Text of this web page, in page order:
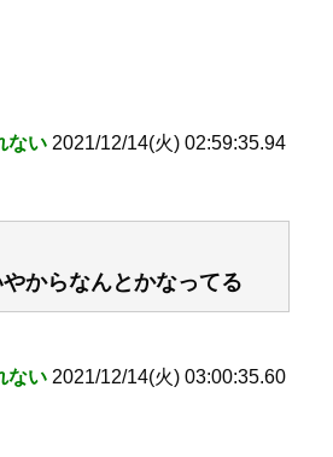
ない 2021/12/14(火) 02:59:35.94
からなんとかなってる
ない 2021/12/14(火) 03:00:35.60